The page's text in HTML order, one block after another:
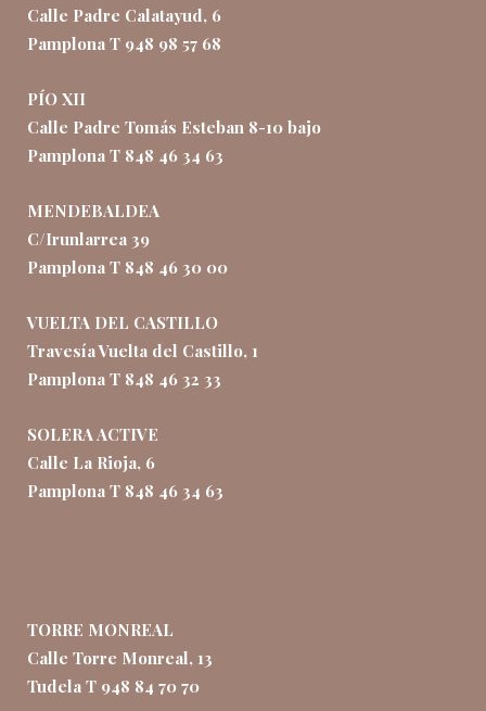
Calle Padre Calatayud, 6
Pamplona T 948 98 57 68
PÍO XII
Calle Padre Tomás Esteban 8-10 bajo
Pamplona T 848 46 34 63
MENDEBALDEA
C/Irunlarrea 39
Pamplona T 848 46 30 00
VUELTA DEL CASTILLO
Travesía Vuelta del Castillo, 1
Pamplona T 848 46 32 33
SOLERA ACTIVE
Calle La Rioja, 6
Pamplona T 848 46 34 63
TORRE MONREAL
Calle Torre Monreal, 13
Tudela T 948 84 70 70